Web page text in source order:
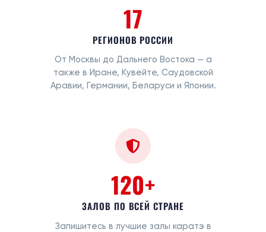
17
РЕГИОНОВ РОССИИ
От Москвы до Дальнего Востока — а
также в Иране, Кувейте, Саудовской
Аравии, Германии, Беларуси и Японии.
120+
ЗАЛОВ ПО ВСЕЙ СТРАНЕ
Запишитесь в лучшие залы каратэ в